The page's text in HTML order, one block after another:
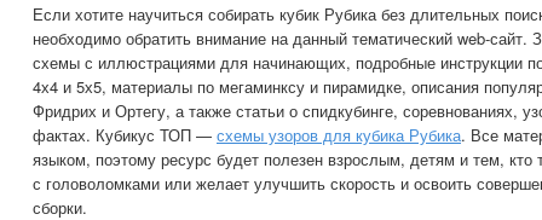
Если хотите научиться собирать кубик Рубика без длительных
необходимо обратить внимание на данный тематический web-сайт.
схемы с иллюстрациями для начинающих, подробные инструкции
4х4 и 5х5, материалы по мегаминксу и пирамидке, описания
Фридрих и Ортегу, а также статьи о спидкубинге, соревнованиях,
фактах. Кубикус ТОП — схемы узоров для кубика Рубика. Все
языком, поэтому ресурс будет полезен взрослым, детям и тем, кто
с головоломками или желает улучшить скорость и освоить
сборки.